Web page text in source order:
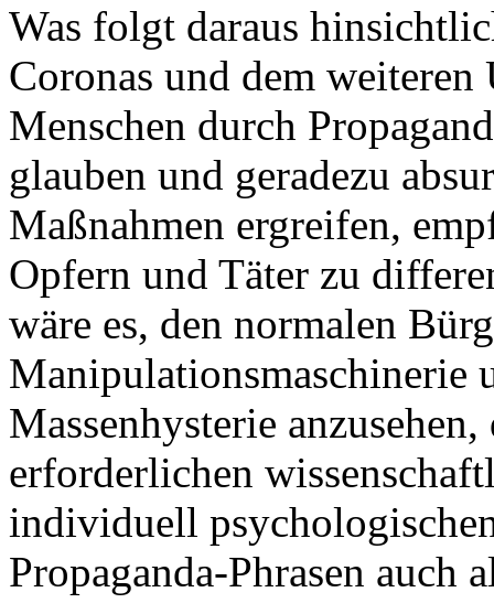
Was folgt daraus
Coronas und dem
Menschen durch
glauben und geradezu
Maßnahmen ergreifen,
Opfern und Täter zu
wäre es, den normalen
Manipulationsmaschinerie
Massenhysterie
erforderlichen
individuell
Propaganda-Phrasen auch